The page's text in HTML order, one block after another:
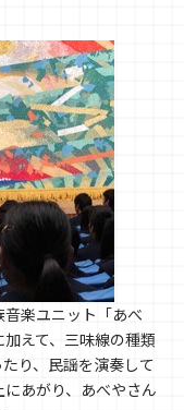
楽ユニット「あべ
えて、三味線の種類
り、民謡を演奏して
あがり、あべやさん